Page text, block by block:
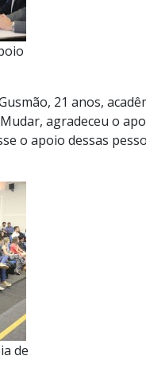
21 anos,
agradeceu o
o apoio dessas
de